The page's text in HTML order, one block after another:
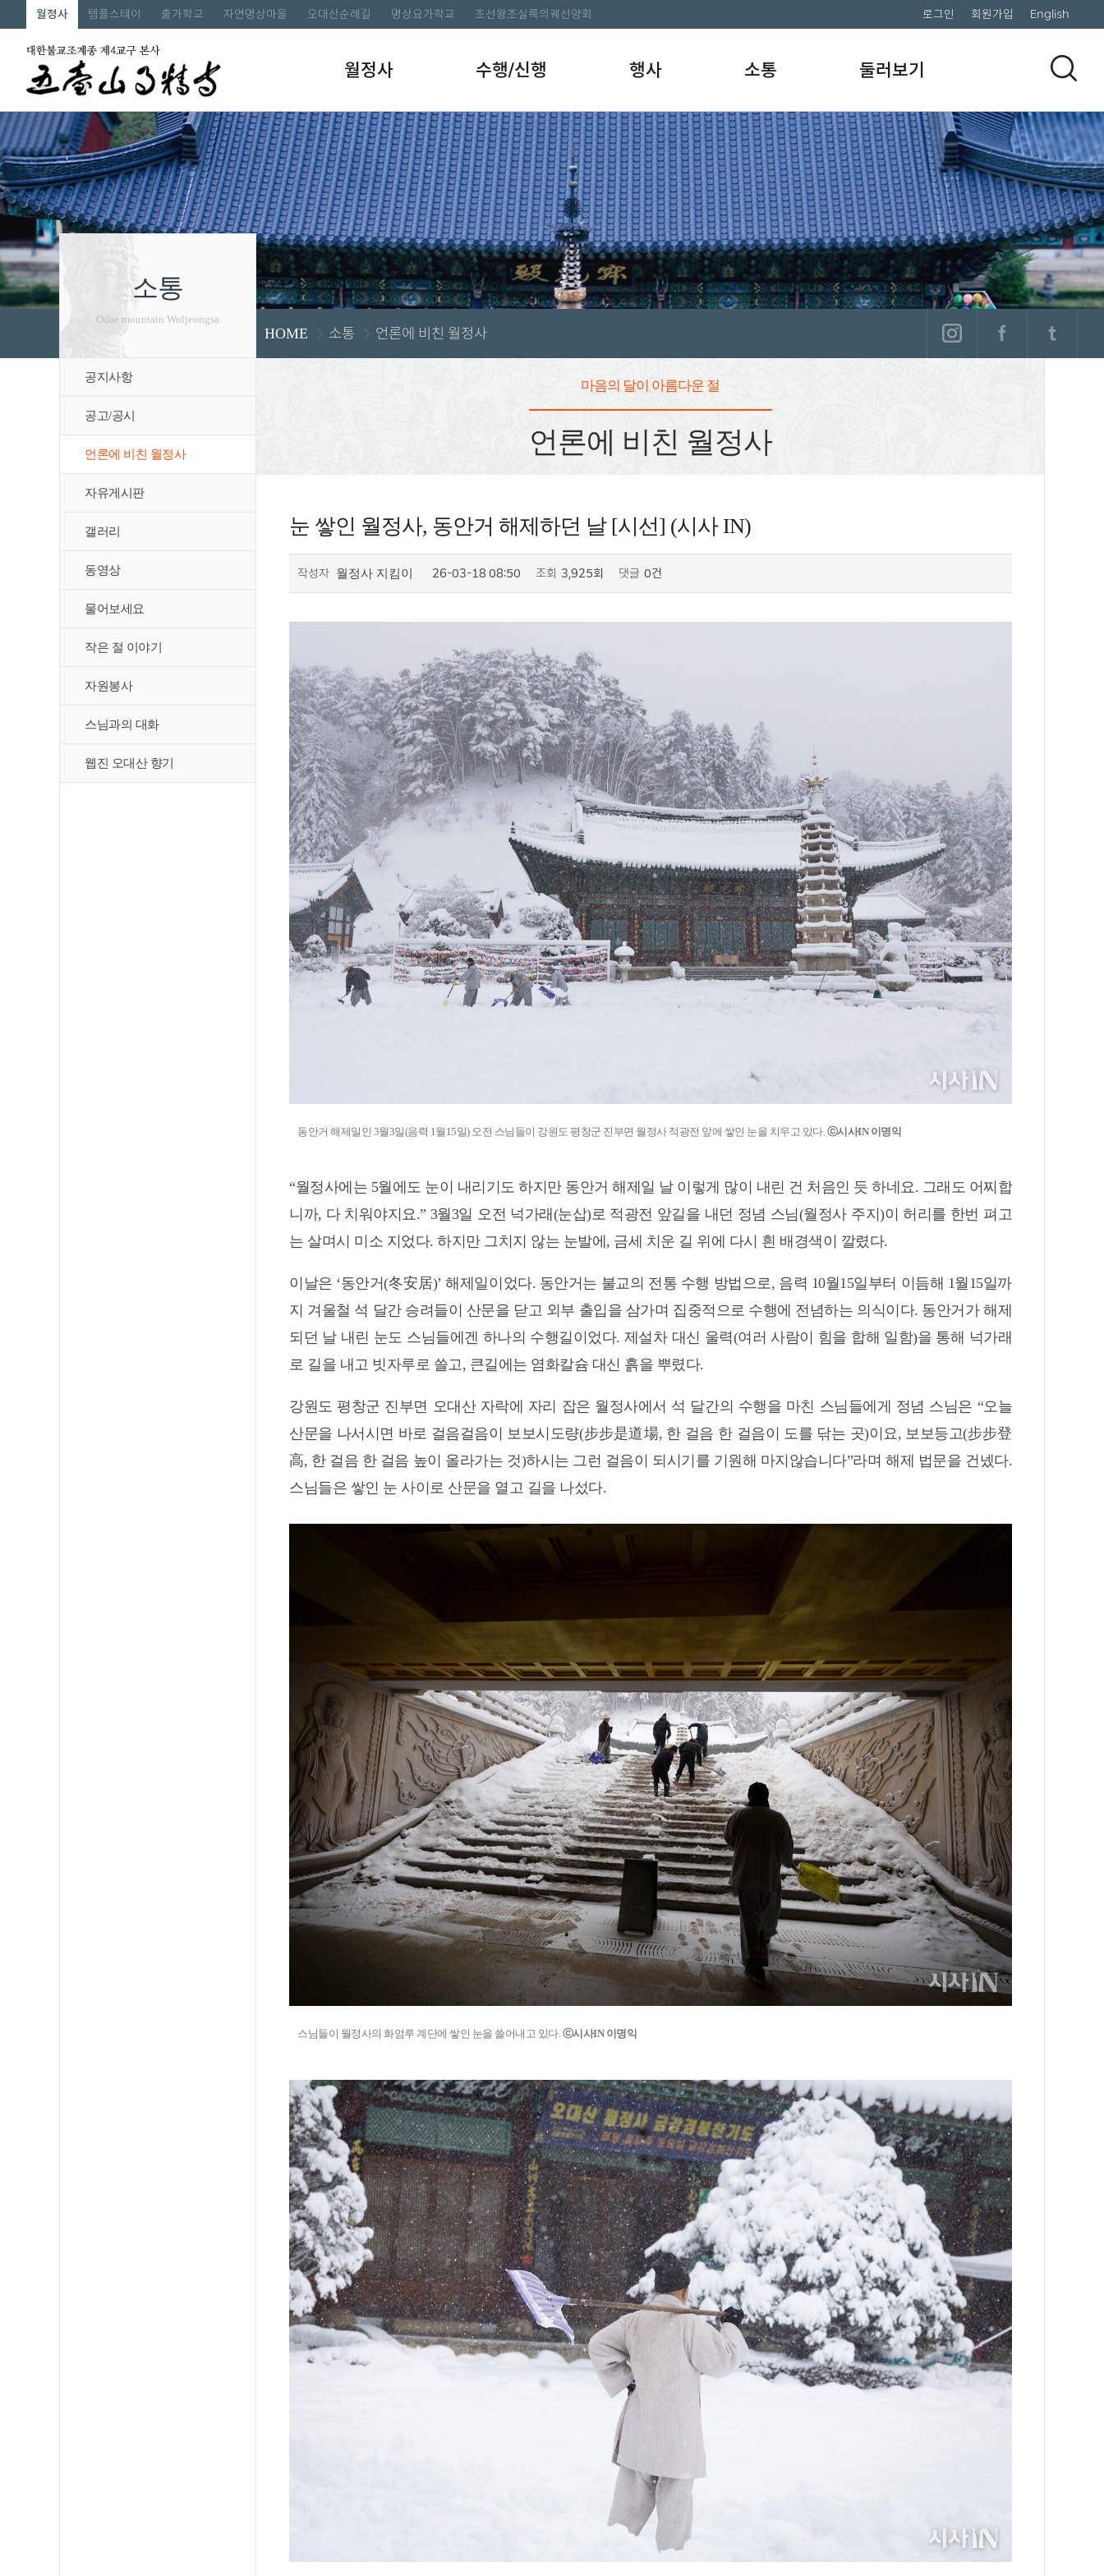
월정사 템플스테이 출가학교 자연명상마을 오대산순례길 명상요가학교 조선왕조실록의궤선양회 로그인 회원가입 English
월정사 수행/신행 행사 소통 둘러보기
소통
Odae mountain Woljeongsa
공지사항
공고/공시
언론에 비친 월정사
자유게시판
갤러리
동영상
물어보세요
작은 절 이야기
자원봉사
스님과의 대화
웹진 오대산 향기
HOME 소통 언론에 비친 월정사
마음의 달이 아름다운 절
언론에 비친 월정사
눈 쌓인 월정사, 동안거 해제하던 날 [시선] (시사 IN)
작성자 월정사 지킴이 26-03-18 08:50 조회 3,925회 댓글 0건
동안거 해제일인 3월3일(음력 1월15일) 오전 스님들이 강원도 평창군 진부면 월정사 적광전 앞에 쌓인 눈을 치우고 있다.ⓒ시사IN 이명익
“월정사에는 5월에도 눈이 내리기도 하지만 동안거 해제일 날 이렇게 많이 내린 건 처음인 듯 하네요. 그래도 어찌합
니까, 다 치워야지요.” 3월3일 오전 넉가래(눈삽)로 적광전 앞길을 내던 정념 스님(월정사 주지)이 허리를 한번 펴고
는 살며시 미소 지었다. 하지만 그치지 않는 눈발에, 금세 치운 길 위에 다시 흰 배경색이 깔렸다.
이날은 ‘동안거(冬安居)’ 해제일이었다. 동안거는 불교의 전통 수행 방법으로, 음력 10월15일부터 이듬해 1월15일까
지 겨울철 석 달간 승려들이 산문을 닫고 외부 출입을 삼가며 집중적으로 수행에 전념하는 의식이다. 동안거가 해제
되던 날 내린 눈도 스님들에겐 하나의 수행길이었다. 제설차 대신 울력(여러 사람이 힘을 합해 일함)을 통해 넉가래
로 길을 내고 빗자루로 쓸고, 큰길에는 염화칼슘 대신 흙을 뿌렸다.
강원도 평창군 진부면 오대산 자락에 자리 잡은 월정사에서 석 달간의 수행을 마친 스님들에게 정념 스님은 “오늘
산문을 나서시면 바로 걸음걸음이 보보시도량(步步是道場, 한 걸음 한 걸음이 도를 닦는 곳)이요, 보보등고(步步登
高, 한 걸음 한 걸음 높이 올라가는 것)하시는 그런 걸음이 되시기를 기원해 마지않습니다”라며 해제 법문을 건넸다.
스님들은 쌓인 눈 사이로 산문을 열고 길을 나섰다.
스님들이 월정사의 화엄루 계단에 쌓인 눈을 쓸어내고 있다.ⓒ시사IN 이명익